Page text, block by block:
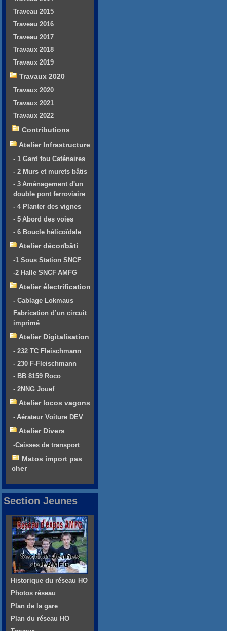
Traveau 2015
Traveau 2016
Traveau 2017
Travaux 2018
Travaux 2019
Travaux 2020
Travaux 2020
Travaux 2021
Travaux 2022
Contributions
Atelier Infrastructure
- 1 Gard fou Caténaires
- 2 Murs et murets bâtis
- 3 Aménagement d'un
double pont ferroviaire
- 4 Planter des vignes
- 5 Abord des voies
- 6 Boucle hélicoïdale
Atelier décor/bâti
-1 Sous Station SNCF
-2 Halle SNCF AMFG
Atelier électrification
- Cablage Lokmaus
Fabrication d’un circuit
imprimé
Atelier Digitalisation
- 232 TC Fleischmann
- 230 F-Fleischmann
- BB 8159 Roco
- 2NNG Jouef
Atelier locos vagons
- Aérateur Voiture DEV
Atelier Divers
-Caisses de transport
Matos import pas
cher
Section Jeunes
Historique du réseau HO
Photos réseau
Plan de la gare
Plan du réseau HO